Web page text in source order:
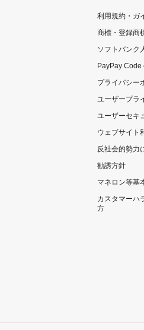
利用規約・ガ
商標・登録商
ソフトバンク
PayPay Code
プライバシー
ユーザープラ
ユーザーセキ
ウェブサイト
反社会的勢力
勧誘方針
マネロン等基
カスタマーハ
方